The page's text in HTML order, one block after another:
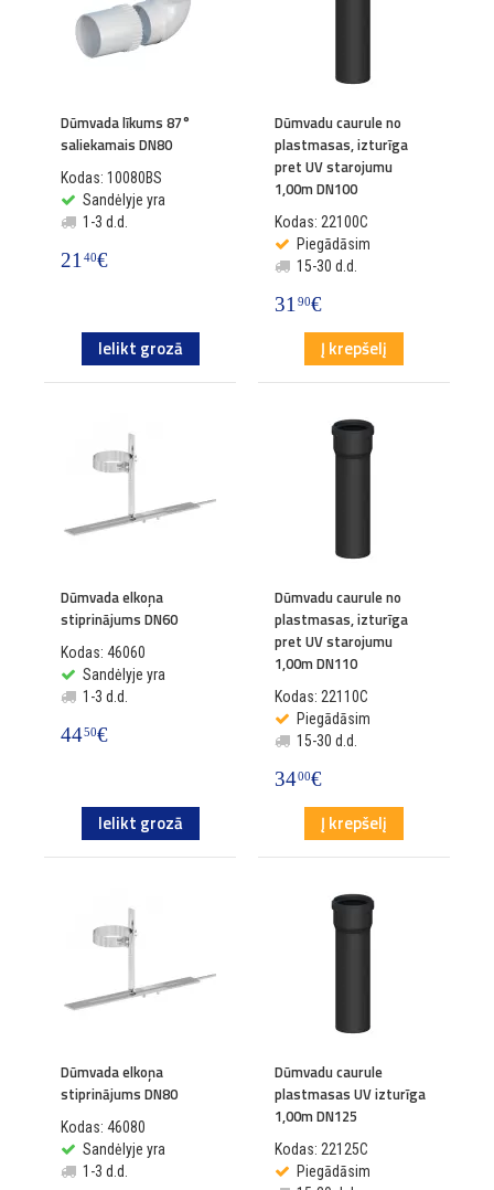
Dūmvada līkums 87°
saliekamais DN80
Kodas: 10080BS
Sandėlyje yra
1-3 d.d.
2140€
Ielikt grozā
Dūmvadu caurule no
plastmasas, izturīga
pret UV starojumu
1,00m DN100
Kodas: 22100C
Piegādāsim
15-30 d.d.
3190€
Į krepšelį
Dūmvada elkoņa
stiprinājums DN60
Kodas: 46060
Sandėlyje yra
1-3 d.d.
4450€
Ielikt grozā
Dūmvadu caurule no
plastmasas, izturīga
pret UV starojumu
1,00m DN110
Kodas: 22110C
Piegādāsim
15-30 d.d.
3400€
Į krepšelį
Dūmvada elkoņa
stiprinājums DN80
Kodas: 46080
Sandėlyje yra
1-3 d.d.
Dūmvadu caurule
plastmasas UV izturīga
1,00m DN125
Kodas: 22125C
Piegādāsim